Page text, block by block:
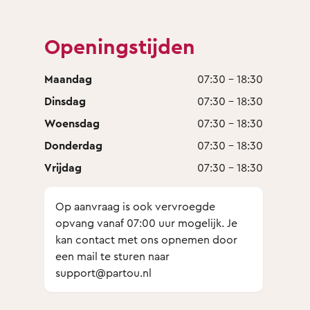
Openingstijden
Maandag
07:30 - 18:30
Dinsdag
07:30 - 18:30
Woensdag
07:30 - 18:30
Donderdag
07:30 - 18:30
Vrijdag
07:30 - 18:30
Op aanvraag is ook vervroegde
opvang vanaf 07:00 uur mogelijk. Je
kan contact met ons opnemen door
een mail te sturen naar
support@partou.nl